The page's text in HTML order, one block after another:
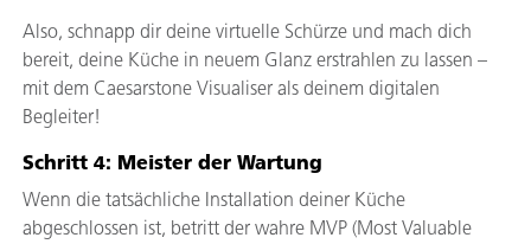
Also, schnapp dir deine virtuelle Schürze und mach dich
bereit, deine Küche in neuem Glanz erstrahlen zu lassen –
mit dem Caesarstone Visualiser als deinem digitalen
Begleiter!
Schritt 4: Meister der Wartung
Wenn die tatsächliche Installation deiner Küche
abgeschlossen ist, betritt der wahre MVP (Most Valuable